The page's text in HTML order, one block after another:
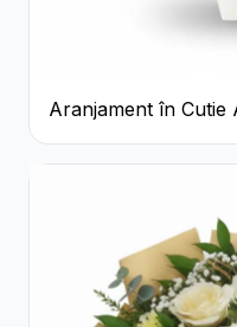
Aranjament în Cutie
Trandafiri Roșii și